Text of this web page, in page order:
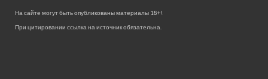
На сайте могут быть опубликованы материалы 18+!
При цитировании ссылка на источник обязательна.